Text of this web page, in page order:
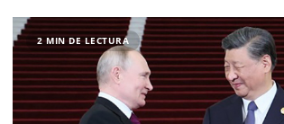
2 MIN DE LECTURA